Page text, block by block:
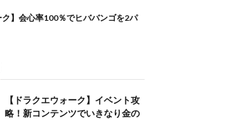
【ドラクエウォーク】イベント攻
略！新コンテンツでいきなり金の